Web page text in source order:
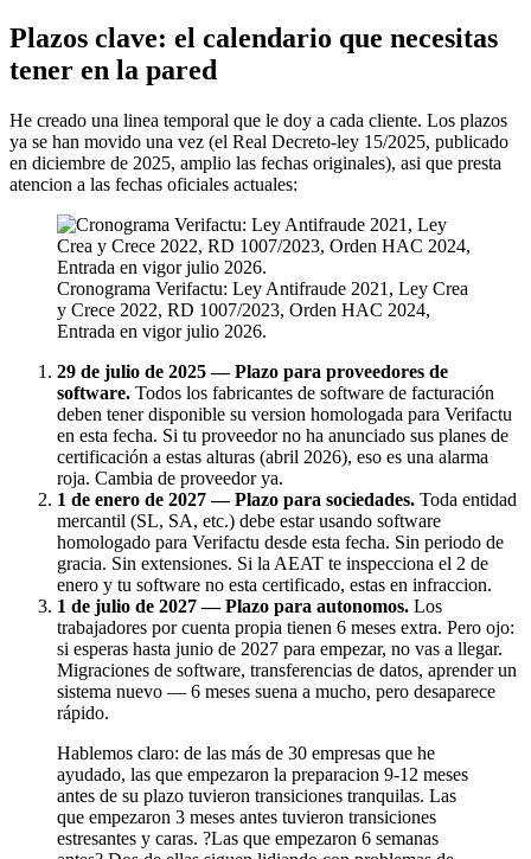
Plazos clave: el calendario que necesitas
tener en la pared
He creado una linea temporal que le doy a cada cliente. Los plazos
ya se han movido una vez (el Real Decreto-ley 15/2025, publicado
en diciembre de 2025, amplio las fechas originales), asi que presta
atencion a las fechas oficiales actuales:
Cronograma Verifactu: Ley Antifraude 2021, Ley Crea
y Crece 2022, RD 1007/2023, Orden HAC 2024,
Entrada en vigor julio 2026.
29 de julio de 2025 — Plazo para proveedores de
software. Todos los fabricantes de software de facturación
deben tener disponible su version homologada para Verifactu
en esta fecha. Si tu proveedor no ha anunciado sus planes de
certificación a estas alturas (abril 2026), eso es una alarma
roja. Cambia de proveedor ya.
1 de enero de 2027 — Plazo para sociedades. Toda entidad
mercantil (SL, SA, etc.) debe estar usando software
homologado para Verifactu desde esta fecha. Sin periodo de
gracia. Sin extensiones. Si la AEAT te inspecciona el 2 de
enero y tu software no esta certificado, estas en infraccion.
1 de julio de 2027 — Plazo para autonomos. Los
trabajadores por cuenta propia tienen 6 meses extra. Pero ojo:
si esperas hasta junio de 2027 para empezar, no vas a llegar.
Migraciones de software, transferencias de datos, aprender un
sistema nuevo — 6 meses suena a mucho, pero desaparece
rápido.
Hablemos claro: de las más de 30 empresas que he
ayudado, las que empezaron la preparacion 9-12 meses
antes de su plazo tuvieron transiciones tranquilas. Las
que empezaron 3 meses antes tuvieron transiciones
estresantes y caras. ?Las que empezaron 6 semanas